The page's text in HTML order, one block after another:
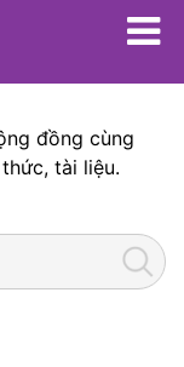
đồng cùng
tài liệu.